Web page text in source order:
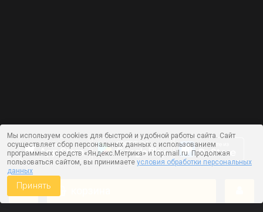
Мы используем cookies для быстрой и удобной работы сайта. Сайт
осуществляет сбор персональных данных с использованием
программных средств «Яндекс.Метрика» и top.mail.ru. Продолжая
пользоваться сайтом, вы принимаете условия обработки персональных
данных
Принять